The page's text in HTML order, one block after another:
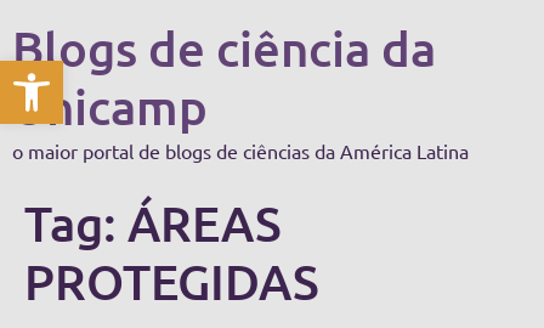
Abrir a barra de ferramentas
Blogs de ciência da
Unicamp
o maior portal de blogs de ciências da América Latina
Tag: ÁREAS
PROTEGIDAS